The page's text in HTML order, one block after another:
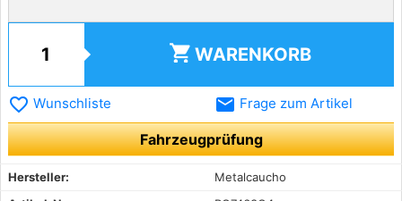
shopping_cart WARENKORB
favorite_border Wunschliste email Frage zum Artikel
Fahrzeugprüfung
Hersteller:
Metalcaucho